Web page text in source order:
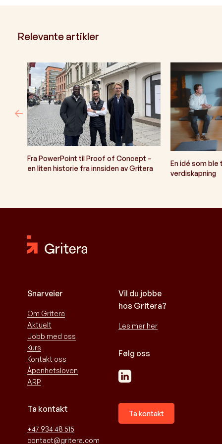
Relevante artikler
Fra PowerPoint til Proof of Concept –
en liten historie fra innsiden av Gritera
En idé som ble
verdiskapning
Snarveier
Om Gritera
Aktuelt
Jobb med oss
Kurs
Kontakt oss
Åpenhetsloven
ARP
Ta kontakt
+47 934 48 515
contact@gritera.com
Vil du jobbe
hos Gritera?
Les mer her
Følg oss
Ta kontakt